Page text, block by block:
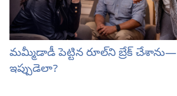
మమ్మీడాడీ పెట్టిన రూల్‌ని బ్రేక్‌ చేశాను—
ఇప్పుడెలా?